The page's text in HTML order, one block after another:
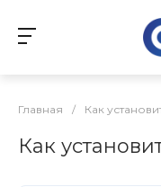
Главная / Как
Как